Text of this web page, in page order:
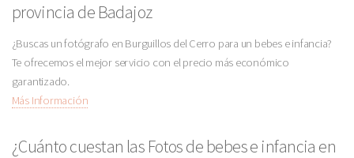
provincia de Badajoz
¿Buscas un fotógrafo en Burguillos del Cerro para un bebes e infancia?
Te ofrecemos el mejor servicio con el precio más económico
garantizado.
Más Información
¿Cuánto cuestan las Fotos de bebes e infancia en